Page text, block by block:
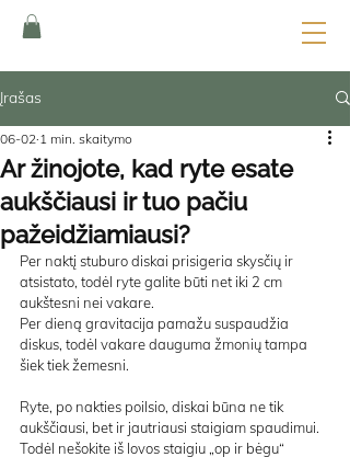
Įrašas
Ar žinojote, kad ryte esate
aukščiausi ir tuo pačiu
pažeidžiamiausi?
06-02 1 min. skaitymo
Per naktį stuburo diskai prisigeria skysčių ir
atsistato, todėl ryte galite būti net iki 2 cm
aukštesni nei vakare.
Per dieną gravitacija pamažu suspaudžia
diskus, todėl vakare dauguma žmonių tampa
šiek tiek žemesni.
Ryte, po nakties poilsio, diskai būna ne tik
aukščiausi, bet ir jautriausi staigiam spaudimui.
Todėl nešokite iš lovos staigiu „op ir bėgu“